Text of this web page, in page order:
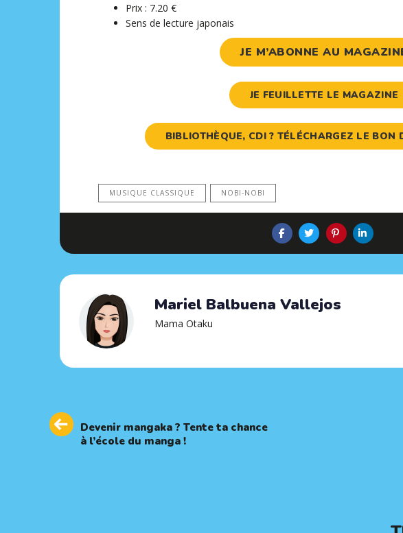
Prix : 7.20 €
Sens de lecture japonais
JE M’ABONNE AU
JE FEUILLETTE LE MAGAZINE
BIBLIOTHÈQUE, CDI ? TÉLÉCHARGEZ LE BON
MUSIQUE CLASSIQUE NOBI-NOBI
Mariel Balbuena Vallejos
Mama Otaku
Article
Devenir mangaka ? Tente ta chance
à l’école du manga !